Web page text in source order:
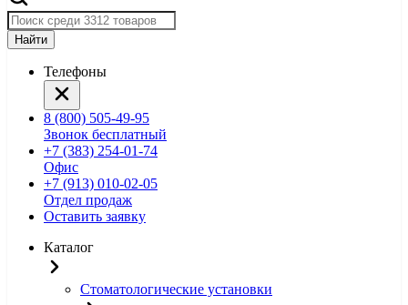
Найти
Телефоны
8 (800) 505-49-95
Звонок бесплатный
+7 (383) 254-01-74
Офис
+7 (913) 010-02-05
Отдел продаж
Оставить заявку
Каталог
Стоматологические установки